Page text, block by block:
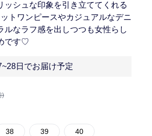
ッシュな印象を引き立ててくれる
トワンピースやカジュアルなデニ
ルなラフ感を出しつつも女性らし
です♡
日でお届け予定
)
38 39 40